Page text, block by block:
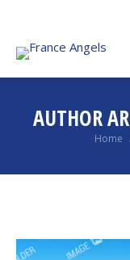
AUTHOR
You
Home